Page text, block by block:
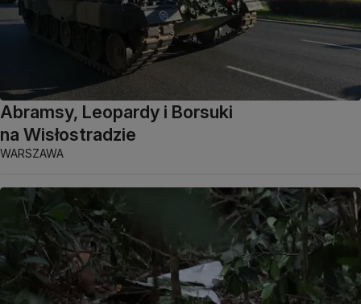
Abramsy, Leopardy i Borsuki
na Wisłostradzie
WARSZAWA